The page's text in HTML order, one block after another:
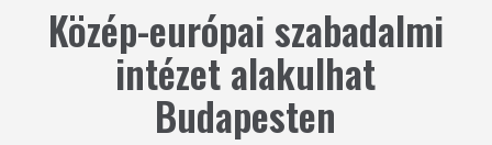
Közép-európai szabadalmi
intézet alakulhat
Budapesten